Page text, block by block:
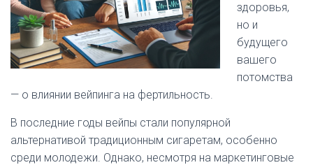
здоровья,
но и
будущего
вашего
потомства
— о влиянии вейпинга на фертильность.
В последние годы вейпы стали популярной
альтернативой традиционным сигаретам, особенно
среди молодежи. Однако, несмотря на маркетинговые